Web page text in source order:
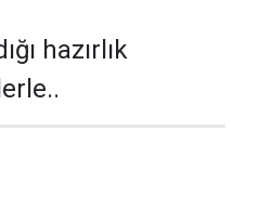
hazırlık